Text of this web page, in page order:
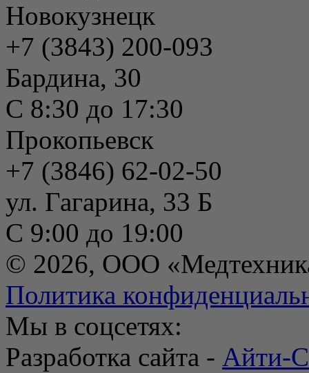
Новокузнецк
+7 (3843) 200-093
Бардина, 30
С 8:30 до 17:30
Прокопьевск
+7 (3846) 62-02-50
ул. Гагарина, 33 Б
С 9:00 до 19:00
© 2026, ООО
Политика
Мы в соцсетях:
Разработка сайта - Айти-